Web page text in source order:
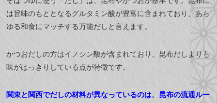
は旨味のもととなるグルタミン酸が豊富に含まれており、あら
ゆる和食にマッチする万能だしと言えます。
かつおだしの方はイノシン酸が含まれており、昆布だしよりも
味がはっきりしている点が特徴です。
関東と関西でだしの材料が異なっているのは、昆布の流通ルー